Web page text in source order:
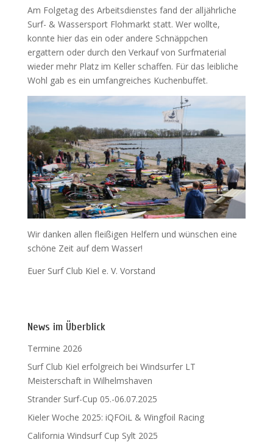
Am Folgetag des Arbeitsdienstes fand der alljährliche
Surf- & Wassersport Flohmarkt statt. Wer wollte,
konnte hier das ein oder andere Schnäppchen
ergattern oder durch den Verkauf von Surfmaterial
wieder mehr Platz im Keller schaffen. Für das leibliche
Wohl gab es ein umfangreiches Kuchenbuffet.
Wir danken allen fleißigen Helfern und wünschen eine
schöne Zeit auf dem Wasser!
Euer Surf Club Kiel e. V. Vorstand
News im Überblick
Termine 2026
Surf Club Kiel erfolgreich bei Windsurfer LT
Meisterschaft in Wilhelmshaven
Strander Surf-Cup 05.-06.07.2025
Kieler Woche 2025: iQFOiL & Wingfoil Racing
California Windsurf Cup Sylt 2025